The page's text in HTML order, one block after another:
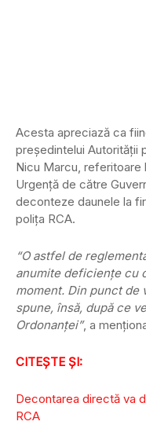
Acesta apreciază ca
preşedintelui Autorităţii
Nicu Marcu, referitoare
Urgenţă de către
deconteze daunele la
poliţa RCA.
“O astfel de
anumite deficienţe cu
moment. Din punct de
spune, însă, după ce
Ordonanţei”, a
CITEȘTE ȘI:
Decontarea directă va
RCA